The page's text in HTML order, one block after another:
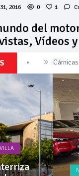
2016 0 1
del
Vídeos
La
Invercar